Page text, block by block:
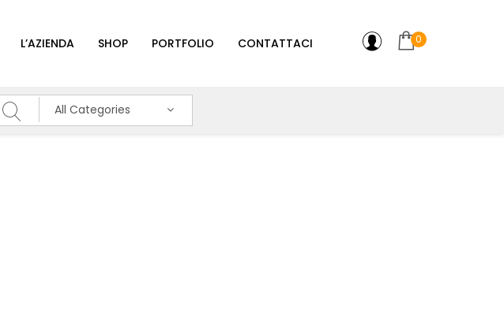
L’AZIENDA SHOP PORTFOLIO CONTATTACI 0
All Categories